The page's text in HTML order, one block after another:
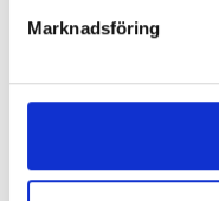
Marknadsföring